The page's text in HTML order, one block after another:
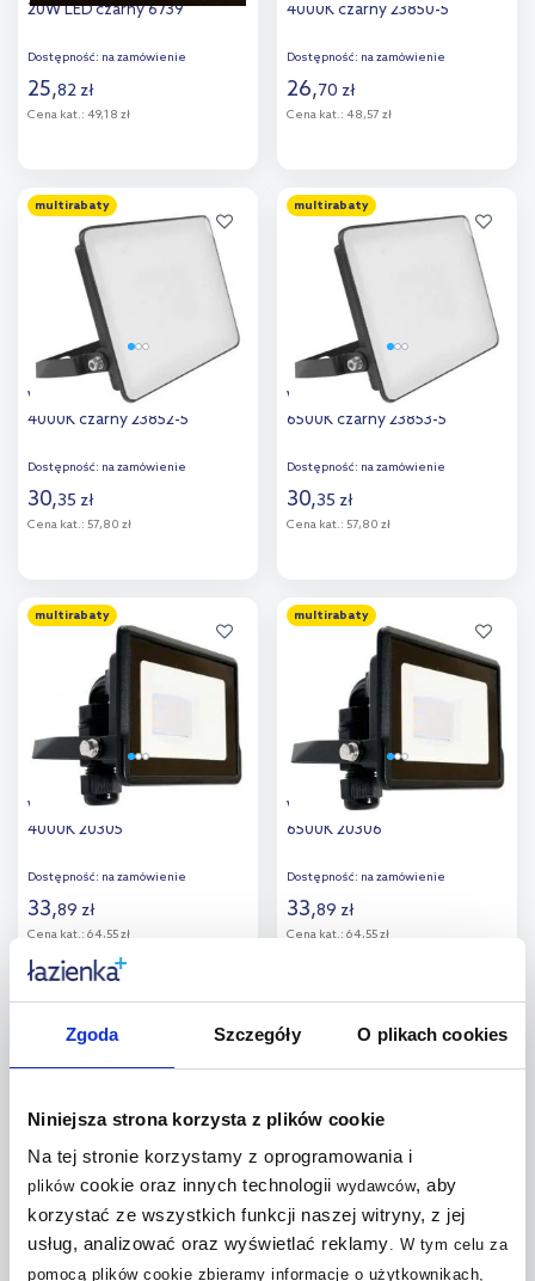
Zgoda Szczegóły O plikach cookies
Niniejsza strona korzysta z plików cookie
Na tej stronie korzystamy z oprogramowania i
plikówcookie oraz innych technologii wydawców, aby
korzystać ze wszystkich funkcji naszej witryny, z jej
usług, analizować oraz wyświetlać reklamy. W tym celu za
pomocą plików cookie zbieramy informacje o użytkownikach,
20W LED czarny 6739
Dostępność: na zamówienie
25,82 zł
Cena kat.: 49,18 zł
Dodaj do
porównania
4000K czarny 23850-5
Dostępność: na zamówienie
26,70 zł
Cena kat.: 48,57 zł
Dodaj do
porównania
multirabaty
V-TAC Fluxi naświetlacz 20 W
4000K czarny 23852-5
Dostępność: na zamówienie
30,35 zł
Cena kat.: 57,80 zł
Dodaj do
porównania
multirabaty
V-TAC Fluxi naświetlacz 20 W
6500K czarny 23853-5
Dostępność: na zamówienie
30,35 zł
Cena kat.: 57,80 zł
Dodaj do
porównania
multirabaty
V-TAC naświetlacz 10 W
4000K 20305
Dostępność: na zamówienie
33,89 zł
Cena kat.: 64,55 zł
Do koszyka
Dodaj do
multirabaty
V-TAC naświetlacz 10 W
6500K 20306
Dostępność: na zamówienie
33,89 zł
Cena kat.: 64,55 zł
Do koszyka
Dodaj do
multirabaty
Milagro LED naświetlacz 20 W
EKN9014
multirabaty
V-TAC F-Class naświetlacz
30W LED czarny 6743